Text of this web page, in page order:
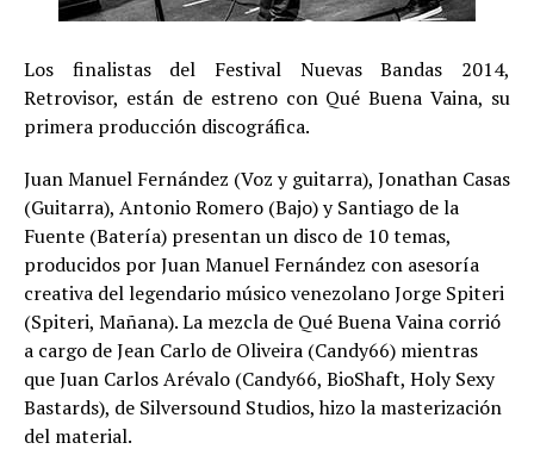
Los finalistas del Festival Nuevas Bandas 2014,
Retrovisor, están de estreno con Qué Buena Vaina, su
primera producción discográfica.
Juan Manuel Fernández (Voz y guitarra), Jonathan Casas
(Guitarra), Antonio Romero (Bajo) y Santiago de la
Fuente (Batería) presentan un disco de 10 temas,
producidos por Juan Manuel Fernández con asesoría
creativa del legendario músico venezolano Jorge Spiteri
(Spiteri, Mañana). La mezcla de Qué Buena Vaina corrió
a cargo de Jean Carlo de Oliveira (Candy66) mientras
que Juan Carlos Arévalo (Candy66, BioShaft, Holy Sexy
Bastards), de Silversound Studios, hizo la masterización
del material.